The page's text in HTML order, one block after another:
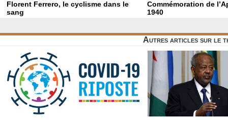
Florent Ferrero, le cyclisme dans le
sang
Commémoration de
1940
Autres articles sur le